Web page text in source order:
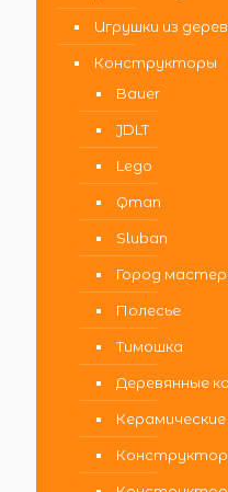
Игрушки из
Конструкторы
Bauer
JDLT
Lego
Qman
Sluban
Город
Полесье
Тимошка
Деревянные